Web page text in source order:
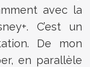
avec la
C’est un
De mon
en parallèle